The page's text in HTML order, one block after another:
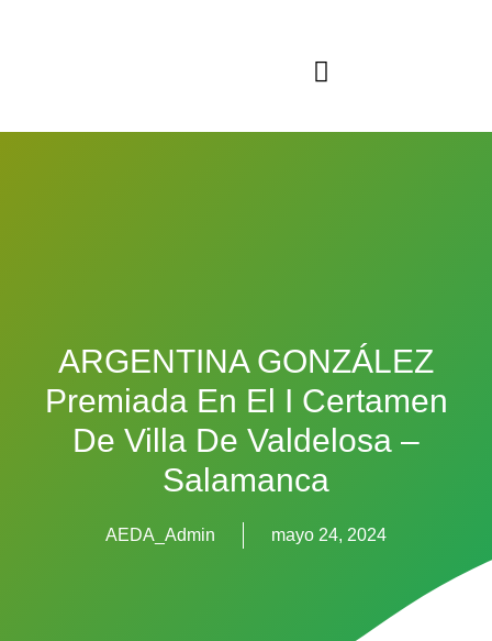
ARGENTINA GONZÁLEZ
Premiada En El I Certamen
De Villa De Valdelosa –
Salamanca
AEDA_Admin mayo 24, 2024